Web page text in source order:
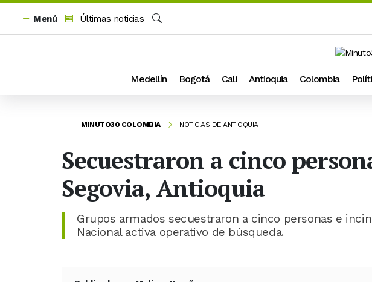
Menú
Últimas noticias
Buscar
Medellín Bogotá Cali Antioquia Colombia
MINUTO30 COLOMBIA NOTICIAS DE ANTIOQUIA
Secuestraron a cinco
Segovia, Antioquia
Grupos armados secuestraron a cinco personas e
Nacional activa operativo de búsqueda.